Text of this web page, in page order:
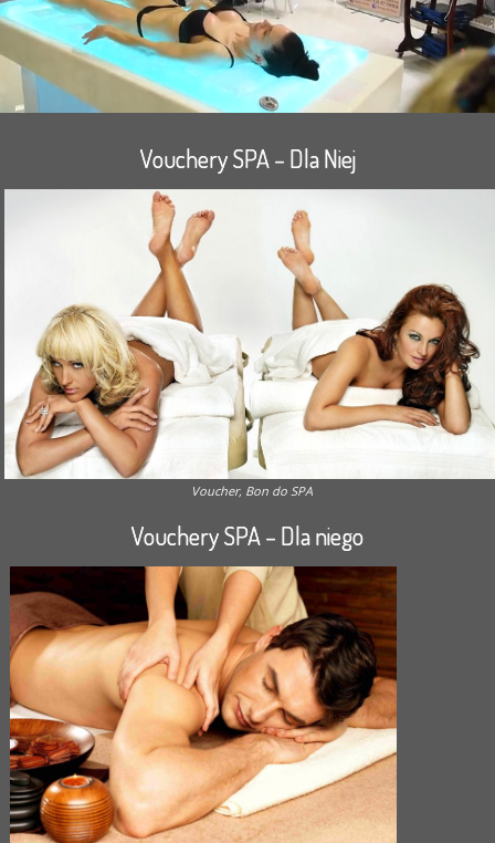
Vouchery SPA – Dla Niej
Voucher, Bon do SPA
Vouchery SPA – Dla niego